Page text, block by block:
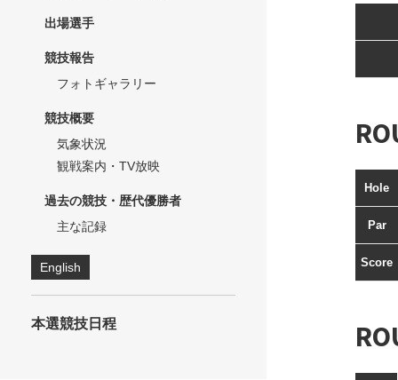
Hole
Par
Score
出場選手
競技報告
フォトギャラリー
競技概要
気象状況
観戦案内・TV放映
過去の競技・歴代優勝者
主な記録
English
本選競技日程